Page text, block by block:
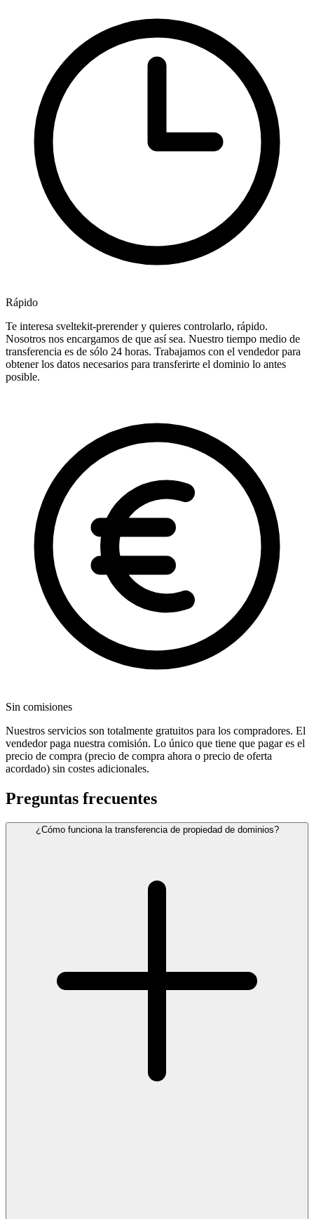
Rápido
Te interesa sveltekit-prerender y quieres controlarlo, rápido.
Nosotros nos encargamos de que así sea. Nuestro tiempo medio de
transferencia es de sólo 24 horas. Trabajamos con el vendedor para
obtener los datos necesarios para transferirte el dominio lo antes
posible.
Sin comisiones
Nuestros servicios son totalmente gratuitos para los compradores. El
vendedor paga nuestra comisión. Lo único que tiene que pagar es el
precio de compra (precio de compra ahora o precio de oferta
acordado) sin costes adicionales.
Preguntas frecuentes
¿Cómo funciona la transferencia de propiedad de dominios?